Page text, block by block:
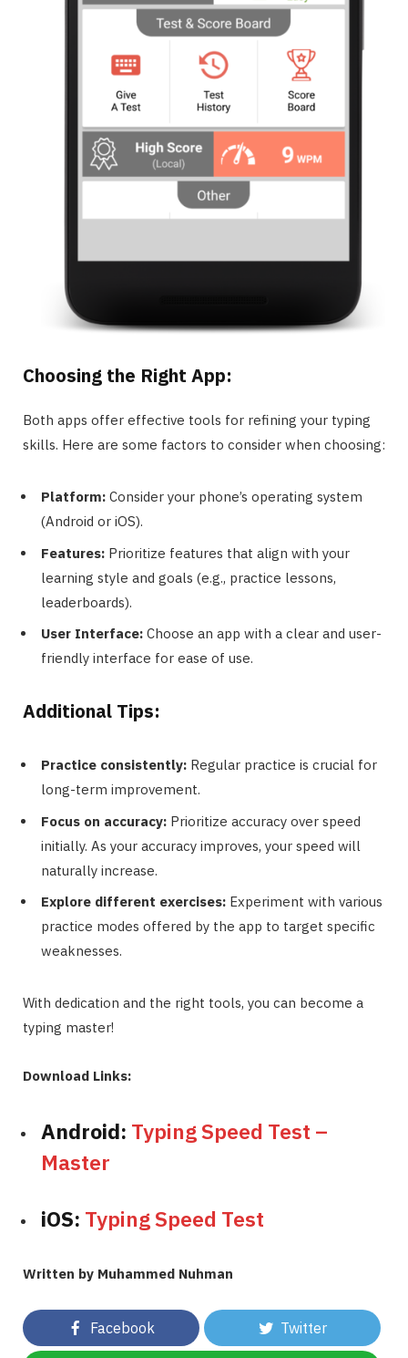
Choosing the Right App:
Both apps offer effective tools for refining your typing
skills. Here are some factors to consider when choosing:
Platform: Consider your phone’s operating system
(Android or iOS).
Features: Prioritize features that align with your
learning style and goals (e.g., practice lessons,
leaderboards).
User Interface: Choose an app with a clear and user-
friendly interface for ease of use.
Additional Tips:
Practice consistently: Regular practice is crucial for
long-term improvement.
Focus on accuracy: Prioritize accuracy over speed
initially. As your accuracy improves, your speed will
naturally increase.
Explore different exercises: Experiment with various
practice modes offered by the app to target specific
weaknesses.
With dedication and the right tools, you can become a
typing master!
Download Links:
Android: Typing Speed Test –
Master
iOS: Typing Speed Test
Written by Muhammed Nuhman
Facebook Twitter